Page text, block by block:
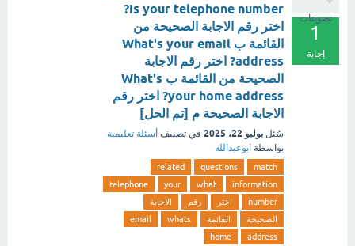
تصويتات
1
إجابة
is your telephone number?
اختر رقم الاجابة الصحيحة من
القائمة ب What's your email
address? اختر رقم الاجابة
الصحيحة من القائمة ب What's
your home address? اختر رقم
الاجابة الصحيحة م [تم الحل]
سُئل يوليو 22، 2025 في تصنيف أسئلة تعليمية
بواسطة ابوعبدالله
match
questions
related
information
what
your
telephone
number
اختر رقم
الاجابة
الصحيحة
القائمة whats
email
address
home